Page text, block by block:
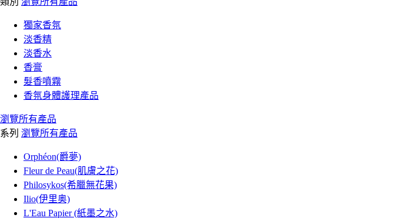
獨家香氛
淡香精
淡香水
香膏
髮香噴霧
香氛身體護理產品
瀏覽所有產品
系列 瀏覽所有產品
Orphéon(爵夢)
Fleur de Peau(肌膚之花)
Philosykos(希臘無花果)
Ilio(伊里奥)
L'Eau Papier (紙墨之水)